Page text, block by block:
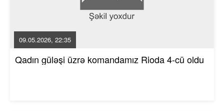
09.05.2026, 22:35
Qadın güləşi üzrə komandamız Rioda 4-cü oldu